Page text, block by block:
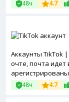
48ч 4.7
Аккаунты TikTok
очте, почта идет
48ч 4.7